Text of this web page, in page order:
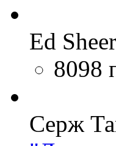
Ed
8098
Серж